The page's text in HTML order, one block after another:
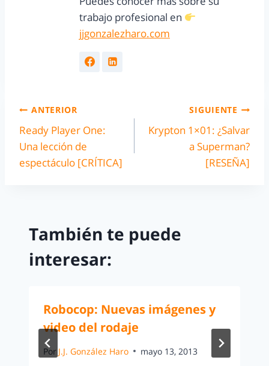
trabajo profesional en
jjgonzalezharo.com
ANTERIOR
Ready Player One:
Una lección de
espectáculo [CRÍTICA]
SIGUIENTE
Krypton 1×01: ¿Salvar
a Superman?
[RESEÑA]
También te puede
interesar:
Robocop: Nuevas imágenes y
video del rodaje
Por J.J. González Haro mayo 13, 2013